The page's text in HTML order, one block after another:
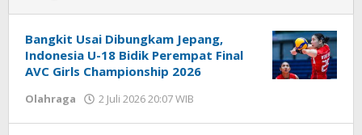
Bangkit Usai Dibungkam Jepang,
Indonesia U-18 Bidik Perempat Final
AVC Girls Championship 2026
Olahraga 2 Juli 2026 20:07 WIB